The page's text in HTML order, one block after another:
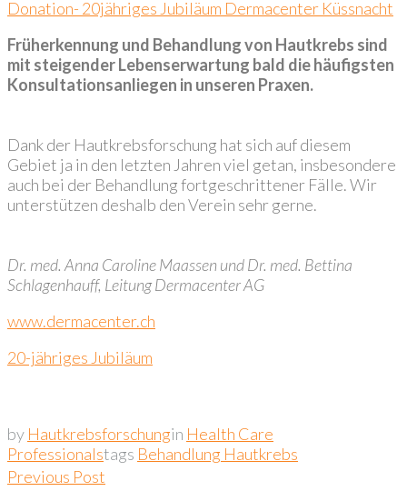
Donation- 20jähriges Jubiläum Dermacenter Küssnacht
Früherkennung und Behandlung von Hautkrebs sind
mit steigender Lebenserwartung bald die häufigsten
Konsultationsanliegen in unseren Praxen.
Dank der Hautkrebsforschung hat sich auf diesem
Gebiet ja in den letzten Jahren viel getan, insbesondere
auch bei der Behandlung fortgeschrittener Fälle. Wir
unterstützen deshalb den Verein sehr gerne.
Dr. med. Anna Caroline Maassen und Dr. med. Bettina
Schlagenhauff, Leitung Dermacenter AG
www.dermacenter.ch
20-jähriges Jubiläum
by Hautkrebsforschungin Health Care
Professionalstags Behandlung Hautkrebs
Beitragsnavigation
Previous Post